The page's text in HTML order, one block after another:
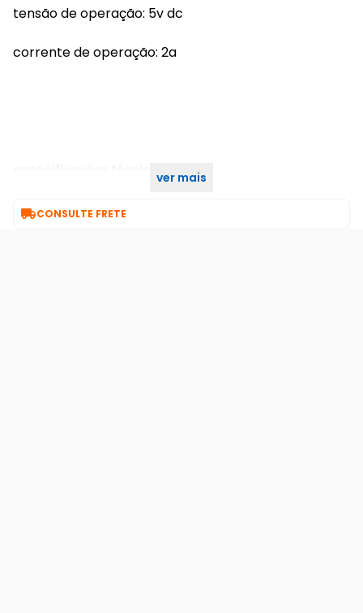
tensão de operação: 5v dc
corrente de operação: 2a
ver mais
CONSULTE FRETE